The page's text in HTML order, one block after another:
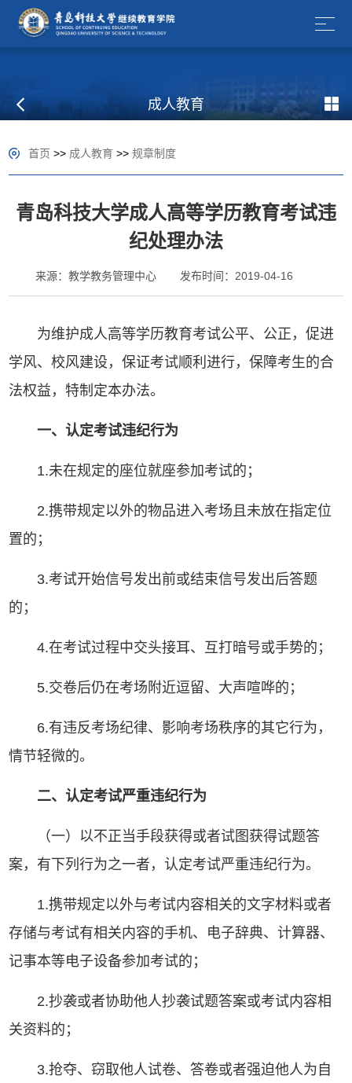
成人教育
首页 >> 成人教育 >>规章制度
青岛科技大学成人高等学历教育考试违
纪处理办法
来源：教学教务管理中心 发布时间：2019-04-16
为维护成人高等学历教育考试公平、公正，促进
学风、校风建设，保证考试顺利进行，保障考生的合
法权益，特制定本办法。
一、认定考试违纪行为
1.未在规定的座位就座参加考试的；
2.携带规定以外的物品进入考场且未放在指定位
置的；
3.考试开始信号发出前或结束信号发出后答题
的；
4.在考试过程中交头接耳、互打暗号或手势的；
5.交卷后仍在考场附近逗留、大声喧哗的；
6.有违反考场纪律、影响考场秩序的其它行为，
情节轻微的。
二、认定考试严重违纪行为
（一）以不正当手段获得或者试图获得试题答
案，有下列行为之一者，认定考试严重违纪行为。
1.携带规定以外与考试内容相关的文字材料或者
存储与考试有相关内容的手机、电子辞典、计算器、
记事本等电子设备参加考试的；
2.抄袭或者协助他人抄袭试题答案或考试内容相
关资料的；
3.抢夺、窃取他人试卷、答卷或者强迫他人为自